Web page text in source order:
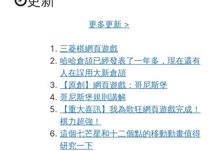
更多更新 >
三菱棋網頁遊戲
哈哈倉頡已經發表了一年多，現在還有
人在誤用大新倉頡
【原創】網頁遊戲：哥尼斯堡
哥尼斯堡規則講解
【重大喜訊】我為歌狂網頁遊戲完成！
棋力超強！
這個七芒星和十二個點的移動動畫值得
研究一下